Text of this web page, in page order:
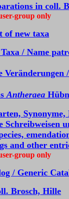
in coll.
group only
of new taxa
/ Name
Antheraea
Synonyme,
Schreibweisen
and other
group only
/ Generic
Brosch, Hille